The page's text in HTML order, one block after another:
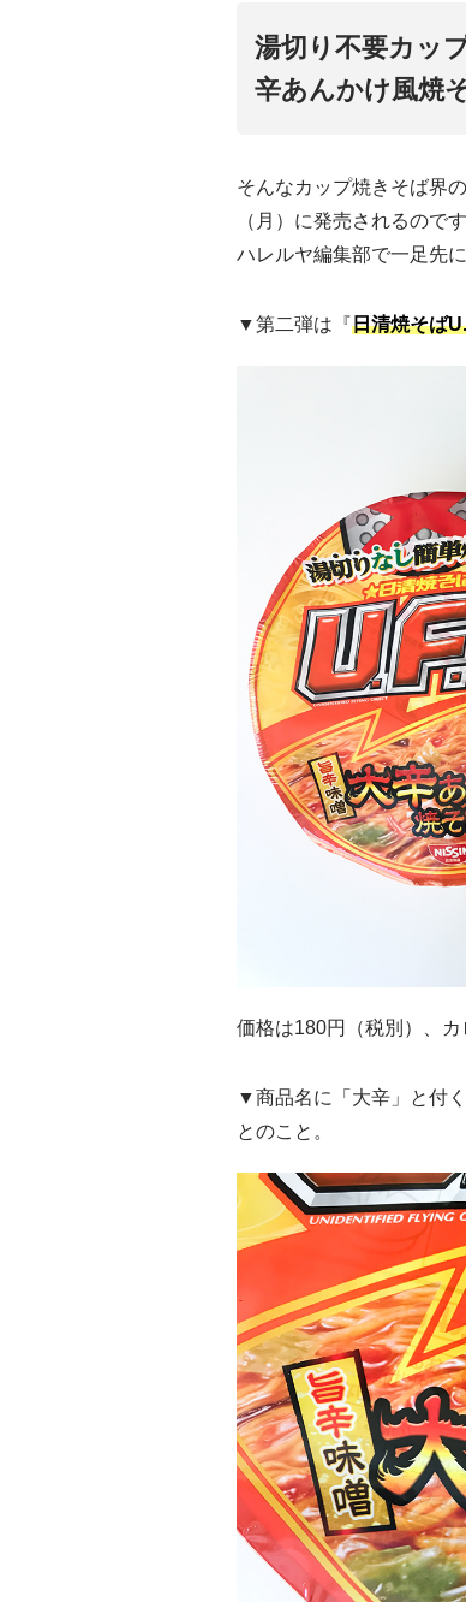
湯切り不要カッ
辛あんかけ風焼
そんなカップ焼きそば界
（月）に発売されるのです
ハレルヤ編集部で一足先
▼第二弾は『日清焼そば
価格は180円（税別）、カ
▼商品名に「大辛」と付
とのこと。